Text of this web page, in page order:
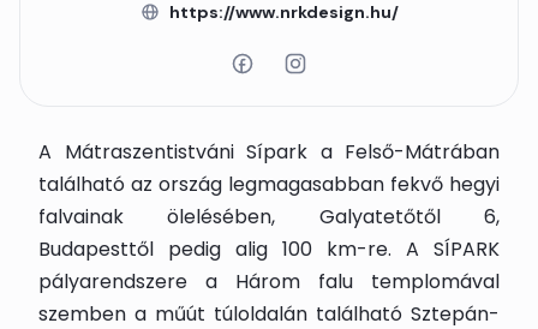
https://www.nrkdesign.hu/
A Mátraszentistváni Sípark a Felső-Mátrában
található az ország legmagasabban fekvő hegyi
falvainak ölelésében, Galyatetőtől 6,
Budapesttől pedig alig 100 km-re. A SÍPARK
pályarendszere a Három falu templomával
szemben a műút túloldalán található Sztepán-